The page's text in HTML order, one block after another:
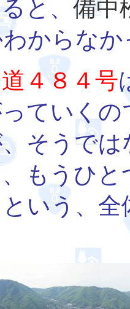
と、 備中
からな
４８４号
ていくの
そうでは
もうひ
いう、